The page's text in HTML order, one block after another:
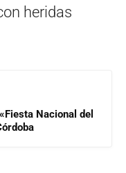
heridas
Nacional del